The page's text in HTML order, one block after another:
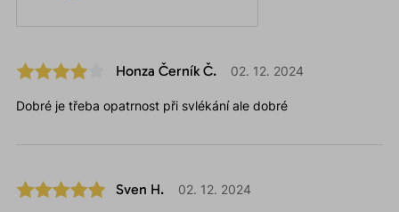
Honza Černík Č. 02. 12. 2024
Dobré je třeba opatrnost při svlékání ale dobré
Sven H. 02. 12. 2024